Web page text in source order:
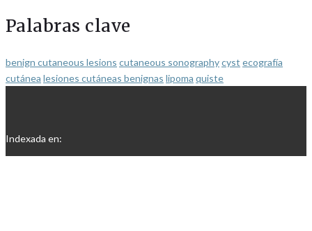
Palabras clave
benign cutaneous lesions cutaneous sonographycyst ecografía
cutánea lesiones cutáneas benignas lipoma quiste
Indexada en: